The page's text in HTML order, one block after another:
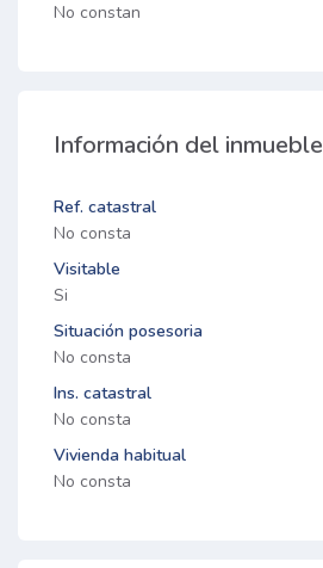
No constan
Información del inmueble
Ref. catastral
No consta
Visitable
Si
Situación posesoria
No consta
Ins. catastral
No consta
Vivienda habitual
No consta